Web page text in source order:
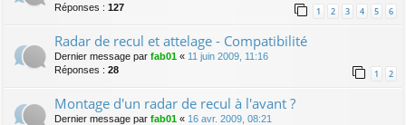
Réponses : 127 1 2 3 4 5 6
Radar de recul et attelage - Compatibilité
Dernier message par fab01 « 11 juin 2009, 11:16
Réponses : 28 1 2
Montage d'un radar de recul à l'avant ?
Dernier message par fab01 « 16 avr. 2009, 08:21